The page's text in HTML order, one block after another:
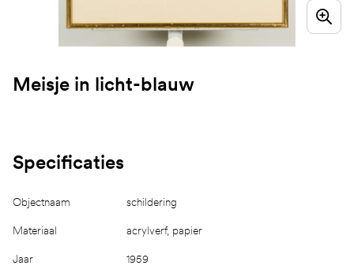
Meisje in licht-blauw
Specificaties
Objectnaam schildering
Materiaal acrylverf, papier
Jaar 1959